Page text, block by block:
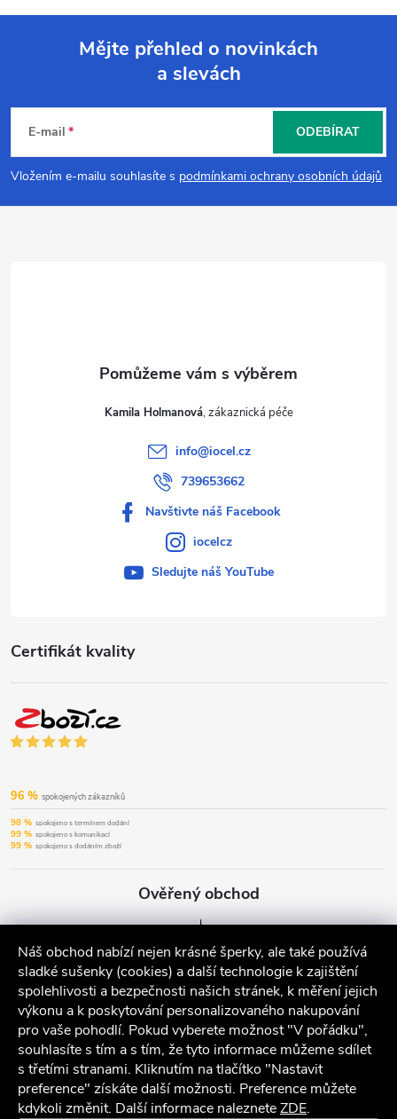
Náš obchod nabízí nejen krásné šperky, ale také používá
sladké sušenky (cookies) a další technologie k zajištění
spolehlivosti a bezpečnosti našich stránek, k měření jejich
výkonu a k poskytování personalizovaného nakupování
pro vaše pohodlí. Pokud vyberete možnost "V pořádku",
souhlasíte s tím a s tím, že tyto informace můžeme sdílet
s třetími stranami. Kliknutím na tlačítko "Nastavit
preference" získáte další možnosti. Preference můžete
kdykoli změnit. Další informace nalezneteZDE.
p
a
Mějte přehled o novinkách
a slevách
E-mail
Vložením e-mailu souhlasíte s podmínkami ochrany osobních údajů
ODEBÍRAT
Certifikát kvality
96 % spokojených zákazníků
98 % spokojeno s termínem dodání
99 % spokojeno s komunikací
99 % spokojeno s dodáním zboží
Ověřený obchod
Kamila Holmanová
info@iocel.cz
739653662
Navštivte náš Facebook
iocelcz
Sledujte náš YouTube